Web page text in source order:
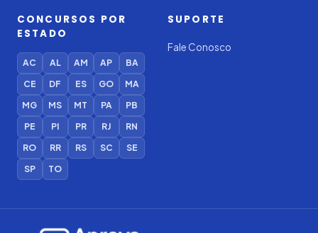
CONCURSOS POR
ESTADO
AC AL AM AP
BA
CE
DF ES GO
MA
MG
MS MT PA
PB
PE
PI PR RJ
RN
RO
RR RS SC
SE
SP
TO
SUPORTE
Fale Conosco